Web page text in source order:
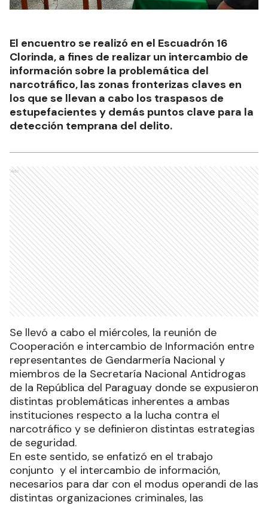
El encuentro se realizó en el Escuadrón 16
Clorinda, a fines de realizar un intercambio de
información sobre la problemática del
narcotráfico, las zonas fronterizas claves en
los que se llevan a cabo los traspasos de
estupefacientes y demás puntos clave para la
detección temprana del delito.
Ads
Se llevó a cabo el miércoles, la reunión de
Cooperación e intercambio de Información entre
representantes de Gendarmería Nacional y
miembros de la Secretaría Nacional Antidrogas
de la República del Paraguay donde se expusieron
distintas problemáticas inherentes a ambas
instituciones respecto a la lucha contra el
narcotráfico y se definieron distintas estrategias
de seguridad.
En este sentido, se enfatizó en el trabajo
conjunto y el intercambio de información,
necesarios para dar con el modus operandi de las
distintas organizaciones criminales, las